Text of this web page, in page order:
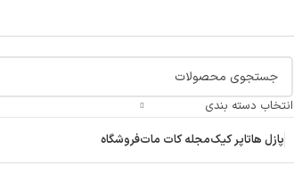
انتخاب دسته بندی
پازل هاتاپر کیکمجله کات ماتفروشگاه